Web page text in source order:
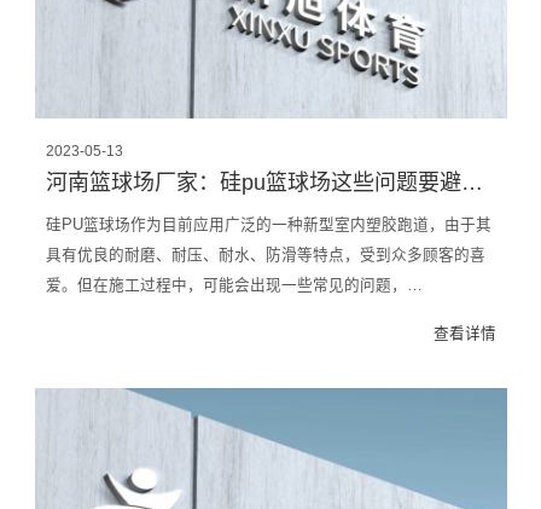
2023-05-13
河南篮球场厂家：硅pu篮球场这些问题要避免，影响球场质量丨安全
硅PU篮球场作为目前应用广泛的一种新型室内塑胶跑道，由于其
具有优良的耐磨、耐压、耐水、防滑等特点，受到众多顾客的喜
爱。但在施工过程中，可能会出现一些常见的问题，…
查看详情